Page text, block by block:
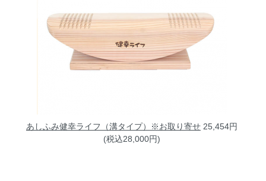
あしふみ健幸ライフ（溝タイプ）※お取り寄せ25,454円
(税込28,000円)